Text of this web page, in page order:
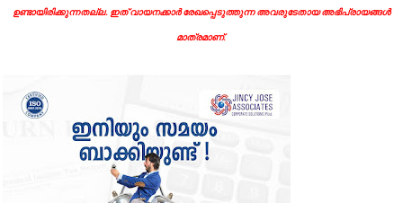
ഉണ്ടായിരിക്കുന്നതല്ല. ഇത് വായനക്കാർ രേഖപ്പെടുത്തുന്ന അവരുടേതായ അഭിപ്രായങ്ങൾ
മാത്രമാണ്.